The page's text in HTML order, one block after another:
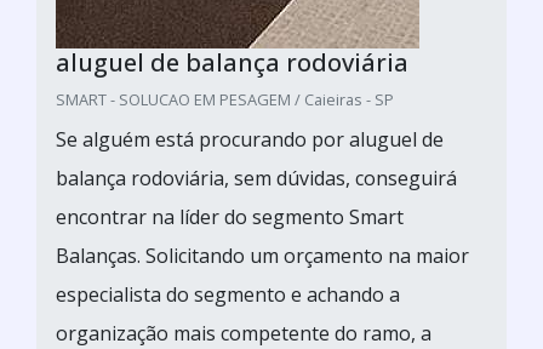
aluguel de balança rodoviária
SMART - SOLUCAO EM PESAGEM / Caieiras - SP
Se alguém está procurando por aluguel de
balança rodoviária, sem dúvidas, conseguirá
encontrar na líder do segmento Smart
Balanças. Solicitando um orçamento na maior
especialista do segmento e achando a
organização mais competente do ramo, a